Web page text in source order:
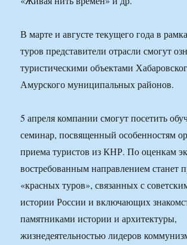
В марте и августе текущего года в
туров представители отрасли смогут
туристическими объектами
Амурского муниципальных районов.
5 апреля компании смогут посетить
семинар, посвященный особенностям
приема туристов из КНР. По оценкам
востребованным направлением станет
«красных туров», связанных с
истории России и включающих
памятниками истории и архитектуры,
жизнедеятельностью лидеров